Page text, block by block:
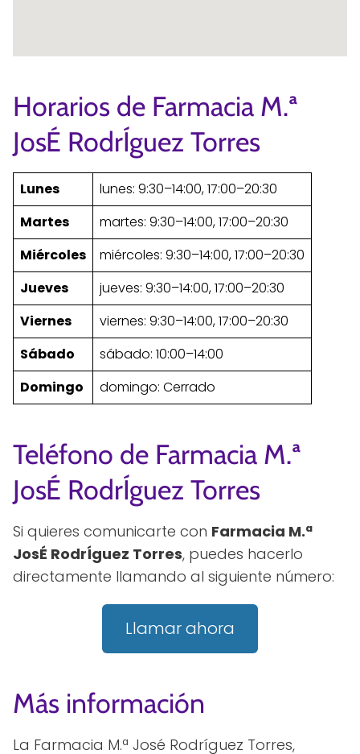
Horarios de Farmacia M.ª
JosÉ RodrÍguez Torres
Lunes
lunes: 9:30–14:00, 17:00–20:30
Martes
martes: 9:30–14:00, 17:00–20:30
Miércoles
miércoles: 9:30–14:00, 17:00–20:30
Jueves
jueves: 9:30–14:00, 17:00–20:30
Viernes
viernes: 9:30–14:00, 17:00–20:30
Sábado
sábado: 10:00–14:00
Domingo
domingo: Cerrado
Teléfono de Farmacia M.ª
JosÉ RodrÍguez Torres
Si quieres comunicarte con Farmacia M.ª
JosÉ RodrÍguez Torres, puedes hacerlo
directamente llamando al siguiente número:
Llamar ahora
Más información
La Farmacia M.ª José Rodríguez Torres,